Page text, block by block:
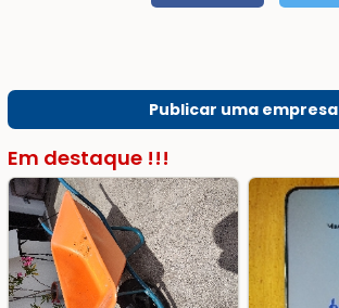
Publicar uma empresa
Em destaque !!!